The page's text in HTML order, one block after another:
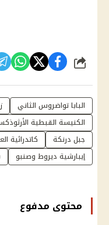
شارك
البابا تواضروس الثاني
الكنيسة القبطية
جبل درنكة
كاتدرائية
إيبارشية ديروط وصنبو
محتوى مدفوع